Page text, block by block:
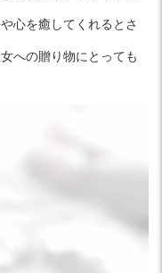
心を癒してくれるとさ
への贈り物にとっても